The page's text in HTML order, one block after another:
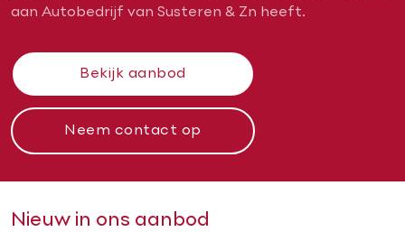
aan Autobedrijf van Susteren & Zn heeft.
Bekijk aanbod
Neem contact op
Nieuw in ons aanbod